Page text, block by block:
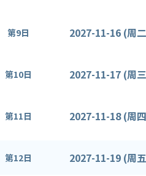
第9日 2027-11-16 (周
第10日 2027-11-17 (周
第11日 2027-11-18 (周
第12日 2027-11-19 (周